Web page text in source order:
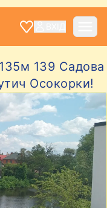
139 Садова
Осокорки!